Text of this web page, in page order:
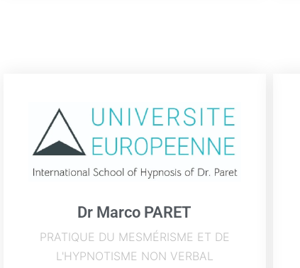
Dr Marco PARET
PRATIQUE DU MESMÉRISME ET DE
L'HYPNOTISME NON VERBAL